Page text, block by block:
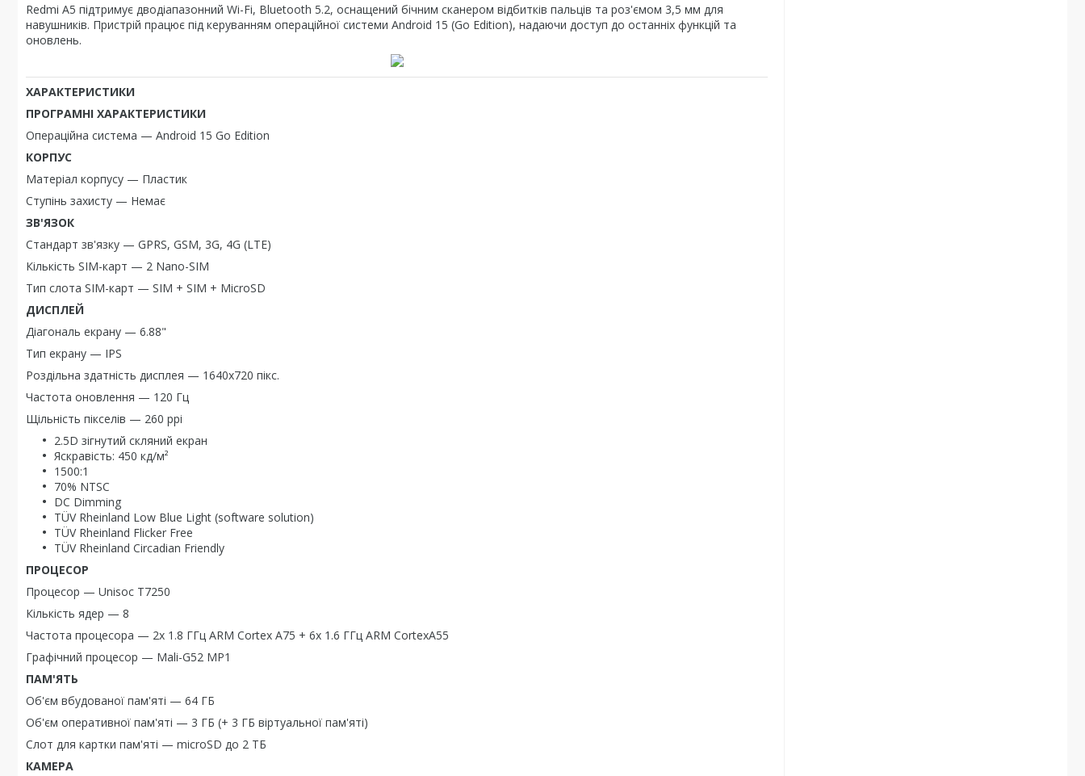
Redmi A5 підтримує дводіапазонний Wi-Fi, Bluetooth 5.2, оснащений бічним сканером відбитків пальців та роз'ємом 3,5 мм для
навушників. Пристрій працює під керуванням операційної системи Android 15 (Go Edition), надаючи доступ до останніх функцій та
оновлень.
ХАРАКТЕРИСТИКИ
ПРОГРАМНІ ХАРАКТЕРИСТИКИ
Операційна система — Android 15 Go Edition
КОРПУС
Матеріал корпусу — Пластик
Ступінь захисту — Немає
ЗВ'ЯЗОК
Стандарт зв'язку — GPRS, GSM, 3G, 4G (LTE)
Кількість SIM-карт — 2 Nano-SIM
Тип слота SIM-карт — SIM + SIM + MicroSD
ДИСПЛЕЙ
Діагональ екрану — 6.88"
Тип екрану — IPS
Роздільна здатність дисплея — 1640x720 пікс.
Частота оновлення — 120 Гц
Щільність пікселів — 260 ppi
2.5D зігнутий скляний екран
Яскравість: 450 кд/м²
1500:1
70% NTSC
DC Dimming
TÜV Rheinland Low Blue Light (software solution)
TÜV Rheinland Flicker Free
TÜV Rheinland Circadian Friendly
ПРОЦЕСОР
Процесор — Unisoc T7250
Кількість ядер — 8
Частота процесора — 2x 1.8 ГГц ARM Cortex A75 + 6x 1.6 ГГц ARM CortexA55
Графічний процесор — Mali-G52 MP1
ПАМ'ЯТЬ
Об'єм вбудованої пам'яті — 64 ГБ
Об'єм оперативної пам'яті — 3 ГБ (+ 3 ГБ віртуальної пам'яті)
Слот для картки пам'яті — microSD до 2 ТБ
КАМЕРА